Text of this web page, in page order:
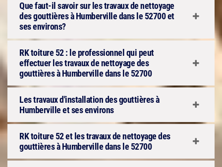
Que faut-il savoir sur les travaux de nettoyage
des gouttières à Humberville dans le 52700 et
ses environs?
RK toiture 52 : le professionnel qui peut
effectuer les travaux de nettoyage des
gouttières à Humberville dans le 52700
Les travaux d'installation des gouttières à
Humberville et ses environs
RK toiture 52 et les travaux de nettoyage des
gouttières à Humberville dans le 52700